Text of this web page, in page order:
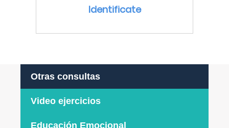
Identificate
Otras consultas
Video ejercicios
Educación Emocional